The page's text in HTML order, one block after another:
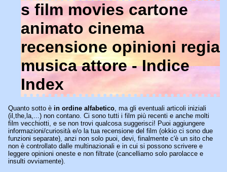
s film movies cartone
animato cinema
recensione opinioni regia
musica attore - Indice
Index
Quanto sotto è in ordine alfabetico, ma gli eventuali articoli iniziali
(il,the,la,...) non contano. Ci sono tutti i film più recenti e anche molti
film vecchiotti, e se non trovi qualcosa suggerisci! Puoi aggiungere
informazioni/curiosità e/o la tua recensione del film (okkio ci sono due
funzioni separate), anzi non solo puoi, devi, finalmente c'è un sito che
non è controllato dalle multinazionali e in cui si possono scrivere e
leggere opinioni oneste e non filtrate (cancelliamo solo parolacce e
insulti ovviamente).